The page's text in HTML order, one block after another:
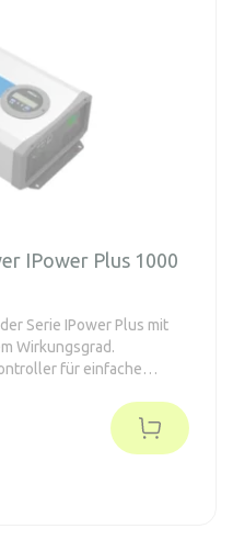
IPower Plus 1000
Serie IPower Plus mit
Wirkungsgrad.
für einfache